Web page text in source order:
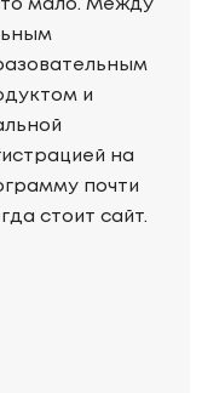
мало. Между
и
на
почти
стоит сайт.